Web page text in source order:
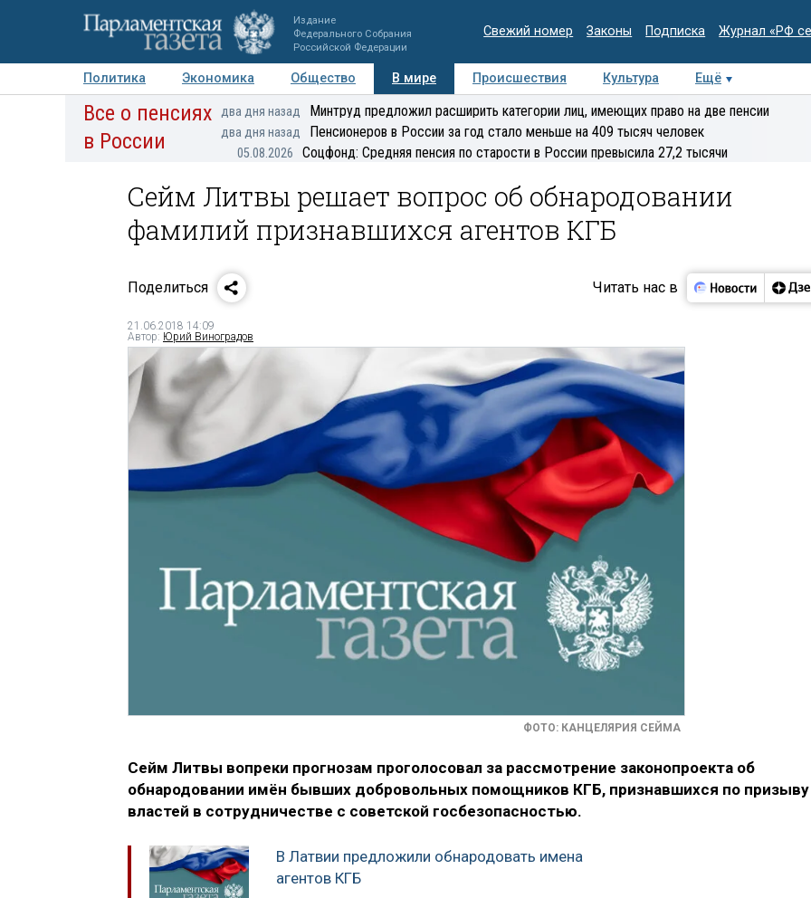
Издание
Федерального Собрания
Российской Федерации
Свежий номер Законы Подписка Журнал «РФ
Политика Экономика Общество В мире Происшествия Культура
Ещё
Авторы Персоны Мнения Регионы Медиацентр Интервью Колумнисты
Все о пенсиях
в России
два дня назад Минтруд предложил расширить категории лиц, имеющих право на две пенсии
два дня назад Пенсионеров в России за год стало меньше на 409 тысяч человек
05.08.2026 Соцфонд: Средняя пенсия по старости в России превысила 27,2 тысячи
Сейм Литвы решает вопрос об обнародовании
фамилий признавшихся агентов КГБ
Поделиться Читать нас в
21.06.2018 14:09
Автор: Юрий Виноградов
ФОТО: КАНЦЕЛЯРИЯ СЕЙМА
Сейм Литвы вопреки прогнозам проголосовал за рассмотрение законопроекта об
обнародовании имён бывших добровольных помощников КГБ, признавшихся по призыву
властей в сотрудничестве с советской госбезопасностью.
В Латвии предложили обнародовать имена
агентов КГБ